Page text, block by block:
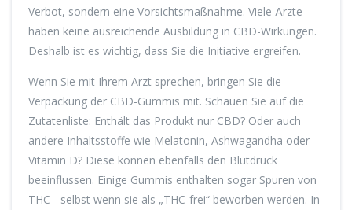
Verbot, sondern eine Vorsichtsmaßnahme. Viele Ärzte
haben keine ausreichende Ausbildung in CBD-Wirkungen.
Deshalb ist es wichtig, dass Sie die Initiative ergreifen.
Wenn Sie mit Ihrem Arzt sprechen, bringen Sie die
Verpackung der CBD-Gummis mit. Schauen Sie auf die
Zutatenliste: Enthält das Produkt nur CBD? Oder auch
andere Inhaltsstoffe wie Melatonin, Ashwagandha oder
Vitamin D? Diese können ebenfalls den Blutdruck
beeinflussen. Einige Gummis enthalten sogar Spuren von
THC - selbst wenn sie als „THC-frei“ beworben werden. In